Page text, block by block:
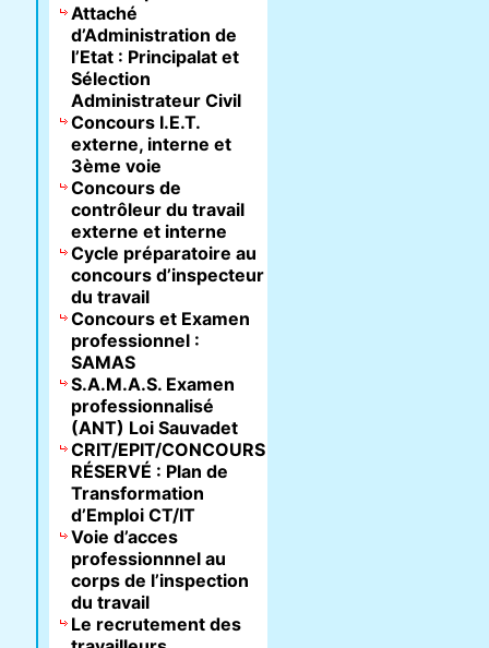
Attaché
d’Administration de
l’Etat : Principalat et
Sélection
Administrateur Civil
Concours I.E.T.
externe, interne et
3ème voie
Concours de
contrôleur du travail
externe et interne
Cycle préparatoire au
concours d’inspecteur
du travail
Concours et Examen
professionnel :
SAMAS
S.A.M.A.S. Examen
professionnalisé
(ANT) Loi Sauvadet
CRIT/EPIT/CONCOURS
RÉSERVÉ : Plan de
Transformation
d’Emploi CT/IT
Voie d’acces
professionnnel au
corps de l’inspection
du travail
Le recrutement des